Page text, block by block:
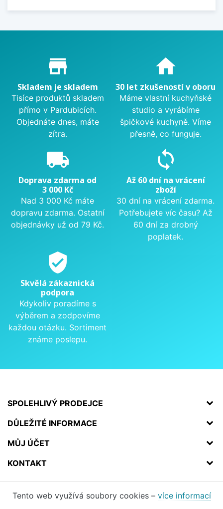
Proč nakupovat u nás?
store_mall_directory
Skladem je skladem
Tisíce produktů skladem
přímo v Pardubicích.
Objednáte dnes, máte
zítra.
home
30 let zkušeností v oboru
Máme vlastní kuchyňské
studio a vyrábíme
špičkové kuchyně. Víme
přesně, co funguje.
local_shipping
Doprava zdarma od
3 000 Kč
Nad 3 000 Kč máte
dopravu zdarma. Ostatní
objednávky už od 79 Kč.
sync
Až 60 dní na vrácení
zboží
30 dní na vrácení zdarma.
Potřebujete víc času? Až
60 dní za drobný
poplatek.
verified_user
Skvělá zákaznická
podpora
Kdykoliv poradíme s
výběrem a zodpovíme
každou otázku. Sortiment
známe poslepu.
SPOLEHLIVÝ PRODEJCE
DŮLEŽITÉ INFORMACE
MŮJ ÚČET
KONTAKT
Tento web využívá soubory cookies – více informací